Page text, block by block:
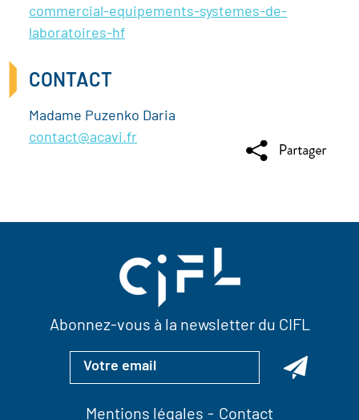
commercial-equipements-systemes-de-
laboratoires-hf
CONTACT
Madame Puzenko Daria
contact@acavi.fr
Abonnez-vous à la newsletter du CIFL
Mentions légales Contact